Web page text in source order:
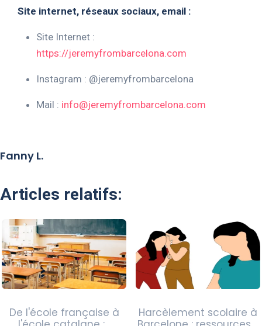
Site internet, réseaux sociaux, email :
Site Internet :
https://jeremyfrombarcelona.com
Instagram : @jeremyfrombarcelona
Mail : info@jeremyfrombarcelona.com
Fanny L.
Articles relatifs:
De l'école française à
Harcèlement scolaire à